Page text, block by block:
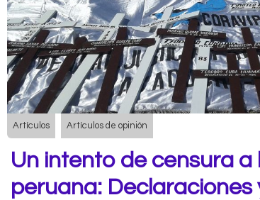
Artículos Artículos de opinión
Un intento de censura a
peruana: Declaraciones